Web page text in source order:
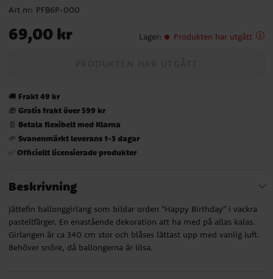
Art nr: PFB6P-000
Pris: 69,00 kr
69,00 kr Lager: Produkten har utgått
🚚 Frakt 49 kr
🎁 Gratis frakt över 599 kr
📄 Betala flexibelt med Klarna
🌱 Svanenmärkt leverans 1-3 dagar
✅ Officiellt licensierade produkter
Beskrivning
Jättefin ballonggirlang som bildar orden "Happy Birthday" i vackra
pastellfärger. En enastående dekoration att ha med på allas kalas.
Girlangen är ca 340 cm stor och blåses lättast upp med vanlig luft.
Behöver snöre, då ballongerna är lösa.